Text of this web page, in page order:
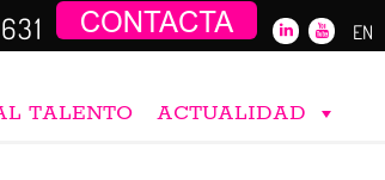
EN
TALENTO ACTUALIDAD